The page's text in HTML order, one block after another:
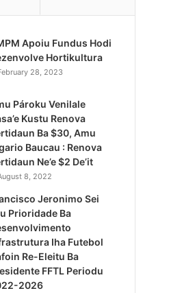
Apoiu Fundus Hodi
Hortikultura
28, 2023
Pároku Venilale
Kustu Renova
Ba $30, Amu
Baucau : Renova
Ne’e $2 De’it
8, 2022
Jeronimo Sei
Prioridade Ba
Iha Futebol
Re-Eleitu Ba
FFTL Periodu
2026